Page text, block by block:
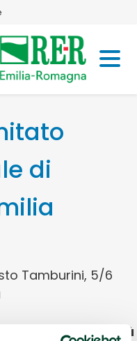
di
Tamburini, 5/6
svolgono le attività